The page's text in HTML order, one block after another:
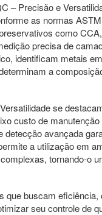
– Precisão e
as normas
como
precisa de
identificam metais
a
se
custo de
avançada
a utilização em
tornando-o
buscam
seu controle de